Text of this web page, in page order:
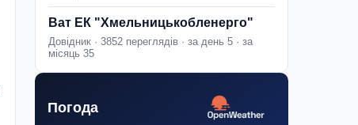
Ват ЕК "Хмельницькобленерго"
Довідник · 3852 переглядів · за день 5 · за
місяць 35
Погода